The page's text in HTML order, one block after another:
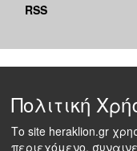
RSS
Πολιτική
Το site heraklion.gr
περιεχόμενο,